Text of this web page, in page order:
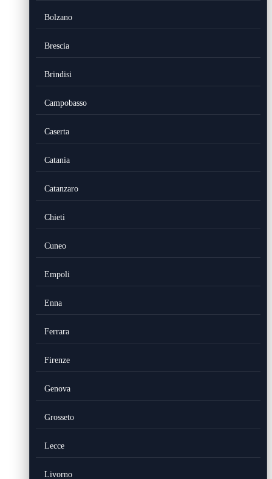
Bolzano
Brescia
Brindisi
Campobasso
Caserta
Catania
Catanzaro
Chieti
Cuneo
Empoli
Enna
Ferrara
Firenze
Genova
Grosseto
Lecce
Livorno